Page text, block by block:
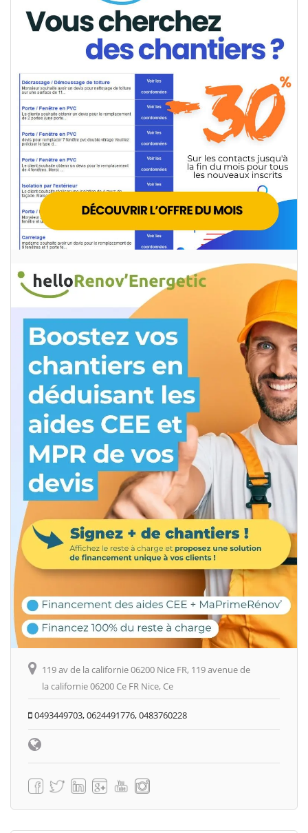
119 av de la californie 06200 Nice FR, 119 avenue de
la californie 06200 Ce FR Nice, Ce
0493449703, 0624491776, 0483760228